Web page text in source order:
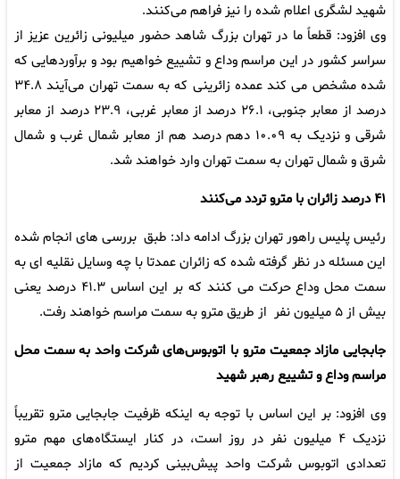
شهید لشگری اعلام شده را نیز فراهم می‌کنند.
وی افزود: قطعاً ما در تهران بزرگ شاهد حضور میلیونی زائرین عزیز از
سراسر کشور در این مراسم وداع و تشییع خواهیم بود و برآوردهایی که
شده مشخص می کند عمده زائرینی که به سمت تهران می‌آیند ۳۴.۸
درصد از معابر جنوبی، ۲۶.۱ درصد از معابر غربی، ۲۳.۹ درصد از معابر
شرقی و نزدیک به ۱۰.۰۹ دهم درصد هم از معابر شمال غرب و شمال
شرق و شمال تهران به سمت تهران وارد خواهند شد.
۴۱ درصد زائران با مترو تردد می‌کنند
رئیس پلیس راهور تهران بزرگ ادامه داد: طبق بررسی های انجام شده
این مسئله در نظر گرفته شده که زائران عمدتا با چه وسایل نقلیه ای به
سمت محل وداع حرکت می کنند که بر این اساس ۴۱.۳ درصد یعنی
بیش از ۵ میلیون نفر از طریق مترو به سمت مراسم خواهند رفت.
جابجایی مازاد جمعیت مترو با اتوبوس‌های شرکت واحد به سمت محل
مراسم وداع و تشییع رهبر شهید
وی افزود: بر این اساس با توجه به اینکه ظرفیت جابجایی مترو تقریباً
نزدیک ۴ میلیون نفر در روز است، در کنار ایستگاه‌های مهم مترو
تعدادی اتوبوس شرکت واحد پیش‌بینی کردیم که مازاد جمعیت از